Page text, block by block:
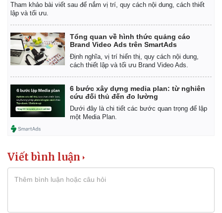
Tham khảo bài viết sau để nắm vị trí, quy cách nội dung, cách thiết
lập và tối ưu.
Tổng quan về hình thức quảng cáo
Brand Video Ads trên SmartAds
Định nghĩa, vị trí hiển thị, quy cách nội dung,
cách thiết lập và tối ưu Brand Video Ads.
6 bước xây dựng media plan: từ nghiên
cứu đối thủ đến đo lường
Dưới đây là chi tiết các bước quan trọng để lập
một Media Plan.
Viết bình luận